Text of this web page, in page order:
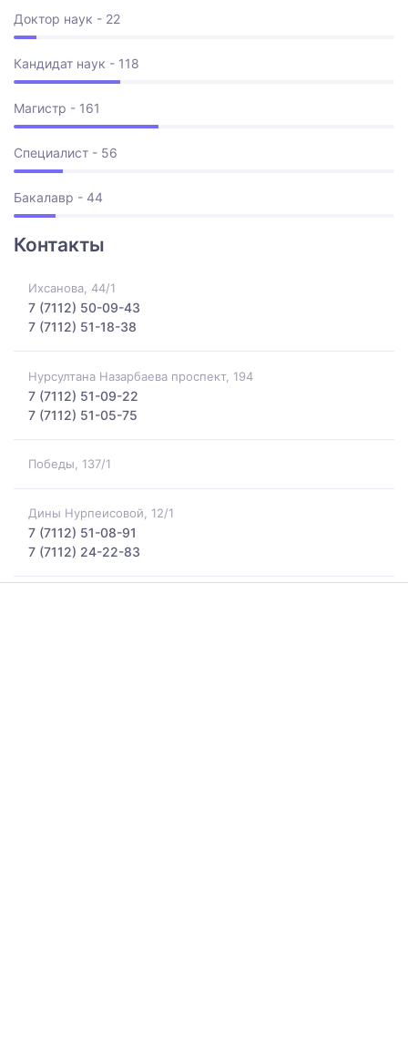
Доктор наук - 22
Кандидат наук - 118
Магистр - 161
Специалист - 56
Бакалавр - 44
Контакты
Ихсанова, 44/1
7 (7112) 50-09-43
7 (7112) 51-18-38
Нурсултана Назарбаева проспект, 194
7 (7112) 51-09-22
7 (7112) 51-05-75
Победы, 137/1
Дины Нурпеисовой, 12/1
7 (7112) 51-08-91
7 (7112) 24-22-83